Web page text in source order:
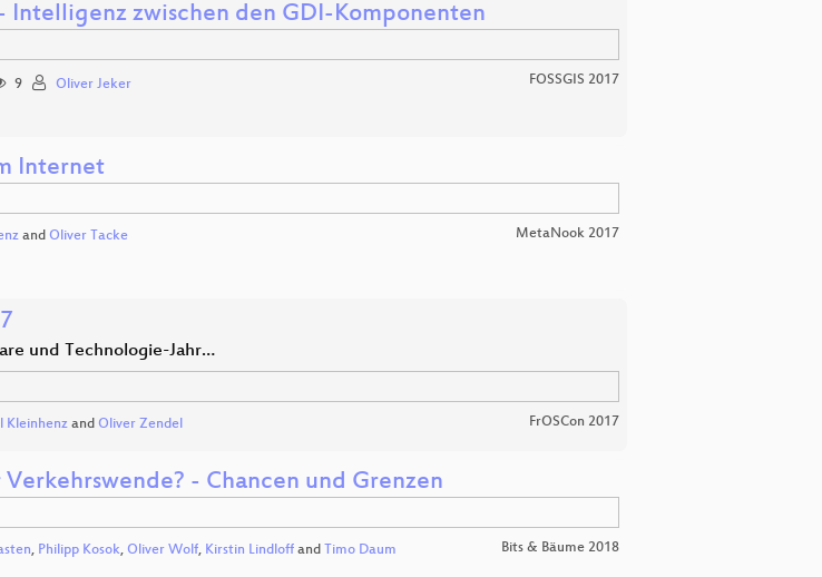
Intelligenz zwischen den GDI-Komponenten
9 Oliver Jeker FOSSGIS 2017
Internet
and Oliver Tacke MetaNook 2017
und Technologie-Jahr…
Kleinhenz and Oliver Zendel FrOSCon 2017
- Chancen und Grenzen
, Philipp Kosok, Oliver Wolf, Kirstin Lindloff and Timo Daum Bits & Bäume 2018